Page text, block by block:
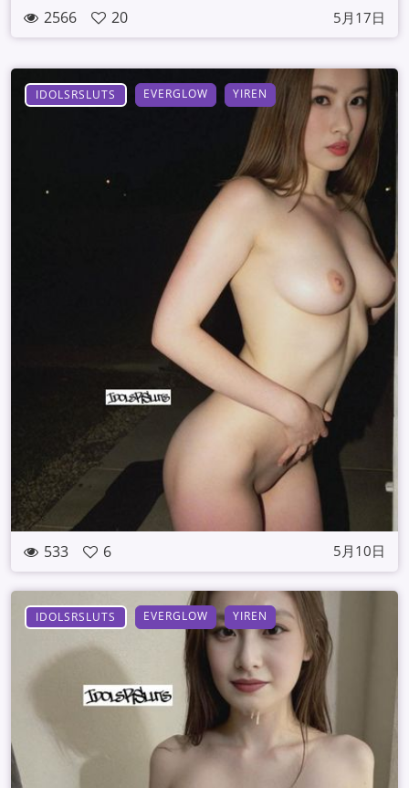
2566 20 5月17日
IDOLSRSLUTS EVERGLOW YIREN
533 6 5月10日
IDOLSRSLUTS EVERGLOW YIREN